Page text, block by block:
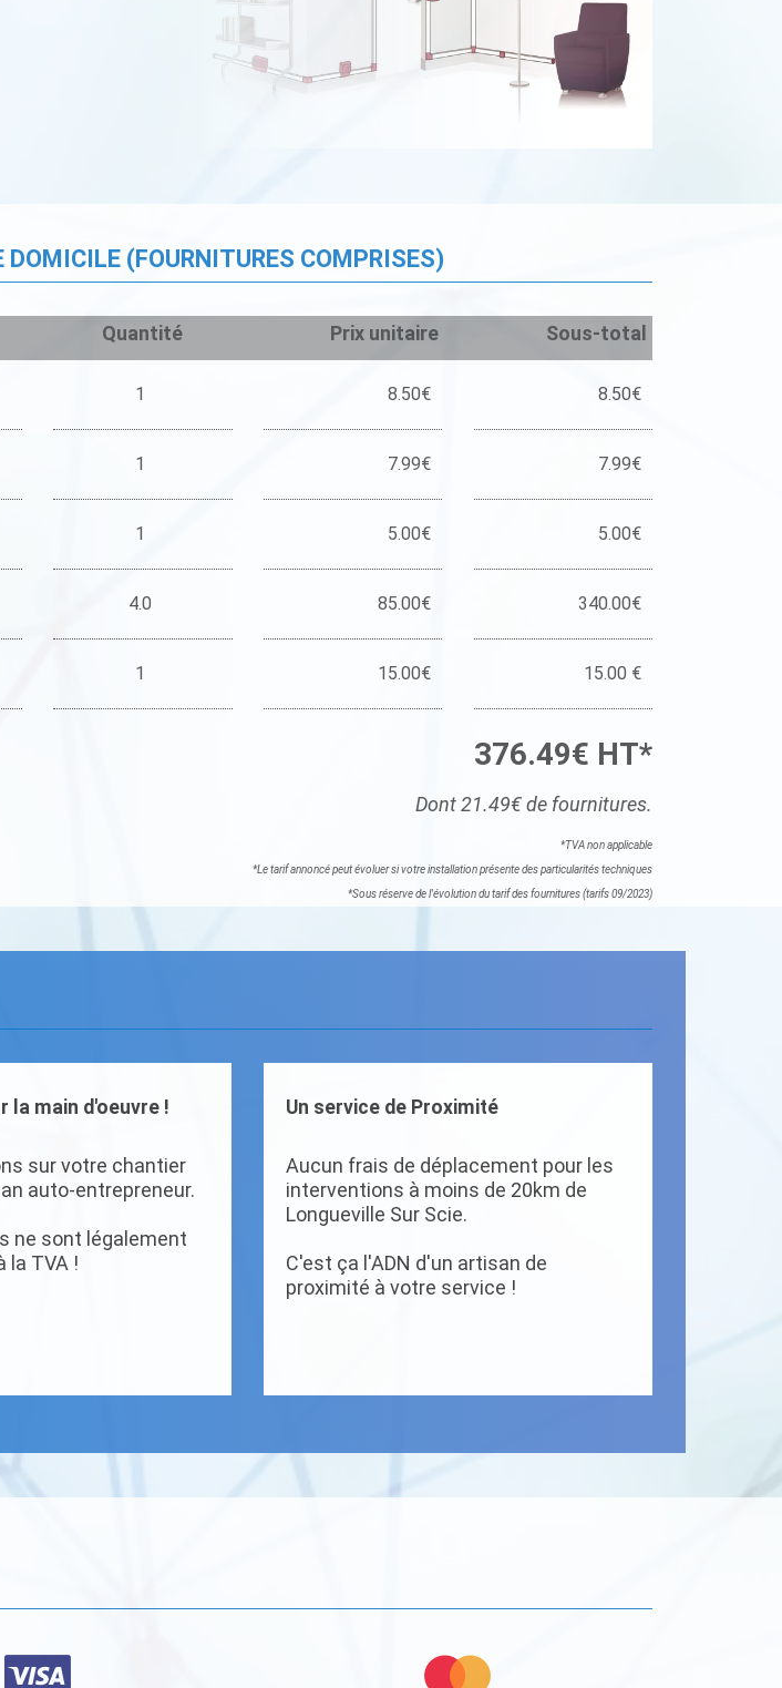
(FOURNITURES COMPRISES)
Quantité Prix unitaire Sous-total
1 8.50€ 8.50€
1 7.99€ 7.99€
1 5.00€ 5.00€
4.0 85.00€ 340.00€
1 15.00€ 15.00 €
376.49€ HT*
Dont 21.49€ de fournitures.
*TVA non applicable
*Le tarif annoncé peut évoluer si votre installation présente des particularités techniques
*Sous réserve de l'évolution du tarif des fournitures (tarifs 09/2023)
la main d'oeuvre !
sur votre chantier
auto-entrepreneur.
ne sont légalement
la TVA !
Un service de Proximité
Aucun frais de déplacement pour les
interventions à moins de 20km de
Longueville Sur Scie.
C'est ça l'ADN d'un artisan de
proximité à votre service !